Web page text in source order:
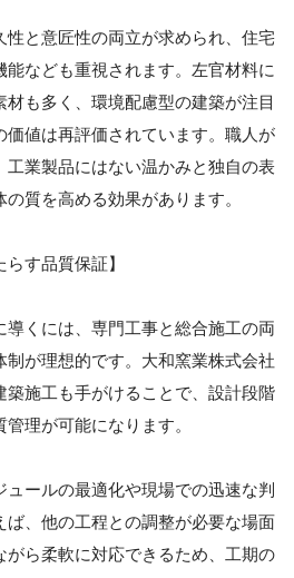
性と意匠性の両立が求められ、住宅
なども重視されます。左官材料に
も多く、環境配慮型の建築が注目
価値は再評価されています。職人が
工業製品にはない温かみと独自の表
質を高める効果があります。
らす品質保証】
くには、専門工事と総合施工の両
が理想的です。大和窯業株式会社
築施工も手がけることで、設計段階
理が可能になります。
ールの最適化や現場での迅速な判
ば、他の工程との調整が必要な場面
がら柔軟に対応できるため、工期の